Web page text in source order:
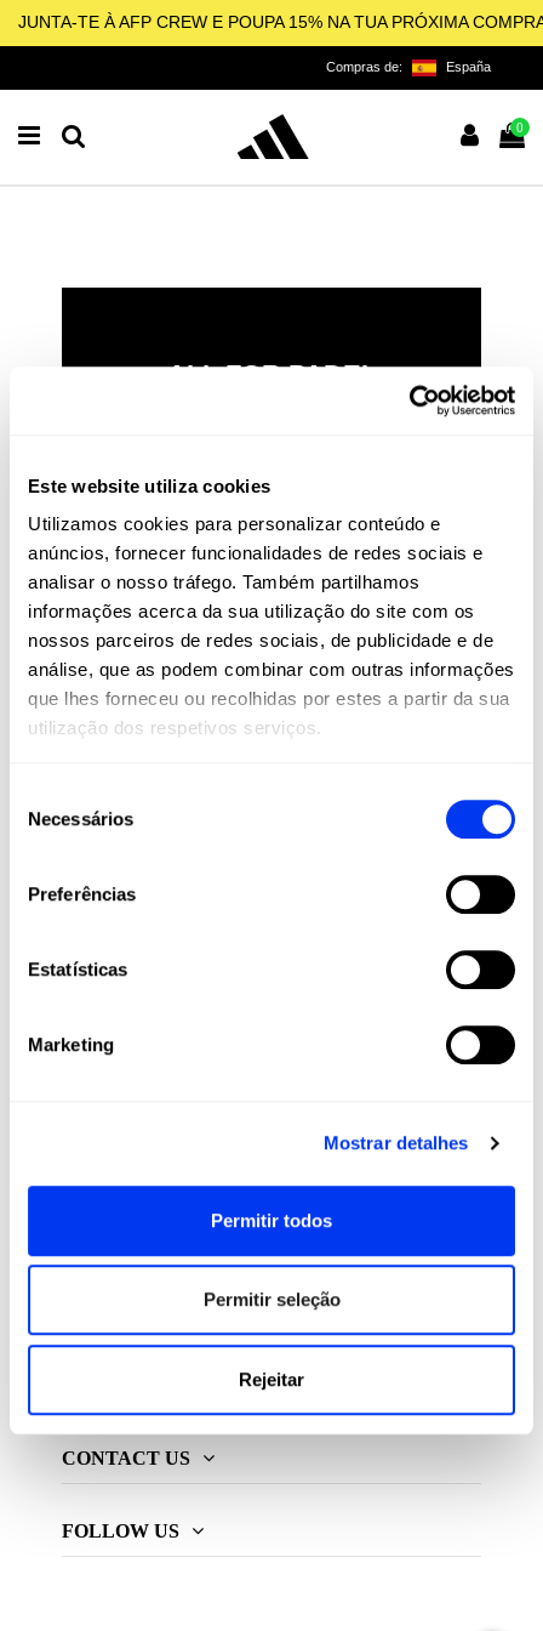
Este website utiliza cookies
Utilizamos cookies para personalizar conteúdo e
anúncios, fornecer funcionalidades de redes sociais e
analisar o nosso tráfego. Também partilhamos
informações acerca da sua utilização do site com os
nossos parceiros de redes sociais, de publicidade e de
análise, que as podem combinar com outras informações
que lhes forneceu ou recolhidas por estes a partir da sua
utilização dos respetivos serviços.
Necessários
Preferências
Estatísticas
Marketing
Mostrar detalhes
Permitir todos
Permitir seleção
Rejeitar
JUNTA-TE À AFP CREW E POUPA 15% NA TUA PRÓXIMA
Compras de: España
0
ALL FOR PADEL
LICENCIADO OFICIAL DA
TENNIS
O padel e o pickleball não são apenas esportes:
são um estilo de vida. Na All For Padel, levamos
estes esportes a todos os cantos do mundo,
oferecendo produtos adidas de alta qualidade
que combinam inovação, desempenho e estilo.
Raquetes, palas, calçado, roupa e acessórios
projetados para maximizar o seu jogo e
acompanhá-lo em cada etapa da sua jornada
Junte-se à nossa comunidade e viva o padel e
produtos de padel, pickleball e beach tennis
CONTACT US
FOLLOW US